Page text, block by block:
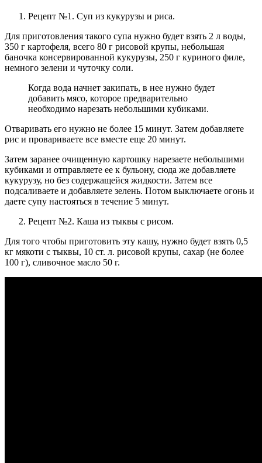
Рецепт №1. Суп из кукурузы и риса.
Для приготовления такого супа нужно будет взять 2 л воды,
350 г картофеля, всего 80 г рисовой крупы, небольшая
баночка консервированной кукурузы, 250 г куриного филе,
немного зелени и чуточку соли.
Когда вода начнет закипать, в нее нужно будет
добавить мясо, которое предварительно
необходимо нарезать небольшими кубиками.
Отваривать его нужно не более 15 минут. Затем добавляете
рис и провариваете все вместе еще 20 минут.
Затем заранее очищенную картошку нарезаете небольшими
кубиками и отправляете ее к бульону, сюда же добавляете
кукурузу, но без содержащейся жидкости. Затем все
подсаливаете и добавляете зелень. Потом выключаете огонь и
даете супу настояться в течение 5 минут.
Рецепт №2. Каша из тыквы с рисом.
Для того чтобы приготовить эту кашу, нужно будет взять 0,5
кг мякоти с тыквы, 10 ст. л. рисовой крупы, сахар (не более
100 г), сливочное масло 50 г.